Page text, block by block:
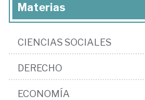
Materias
CIENCIAS SOCIALES
DERECHO
ECONOMÍA